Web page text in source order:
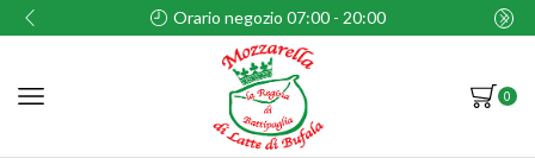
Orario negozio 07:00 - 20:00
0